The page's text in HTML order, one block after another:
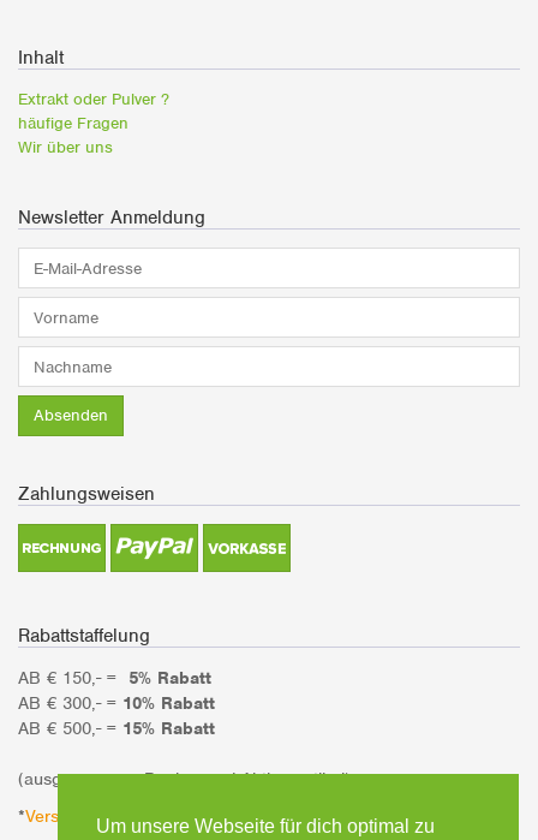
Um unsere Webseite für dich optimal zu
Inhalt
Extrakt oder Pulver ?
häufige Fragen
Wir über uns
Newsletter Anmeldung
Absenden
Zahlungsweisen
Rabattstaffelung
AB € 150,- = 5% Rabatt
AB € 300,- = 10% Rabatt
AB € 500,- = 15% Rabatt
(ausgenommen Bücher und Aktionsartikel)
*Versandinformationen